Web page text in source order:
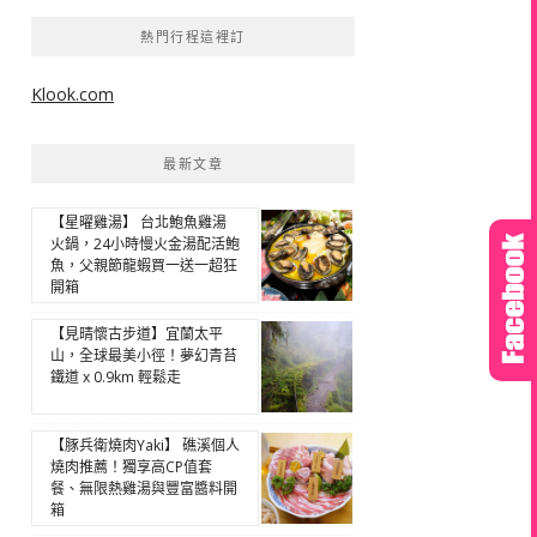
熱門行程這裡訂
Klook.com
最新文章
【星曜雞湯】 台北鮑魚雞湯
火鍋，24小時慢火金湯配活鮑
魚，父親節龍蝦買一送一超狂
開箱
【見晴懷古步道】宜蘭太平
山，全球最美小徑！夢幻青苔
鐵道 x 0.9km 輕鬆走
【豚兵衛燒肉Yaki】 礁溪個人
燒肉推薦！獨享高CP值套
餐、無限熱雞湯與豐富醬料開
箱